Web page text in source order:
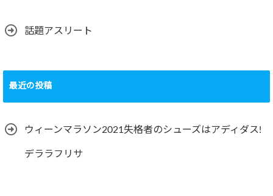
話題アスリート
最近の投稿
ウィーンマラソン2021失格者のシューズはアディダス!
デララフリサ